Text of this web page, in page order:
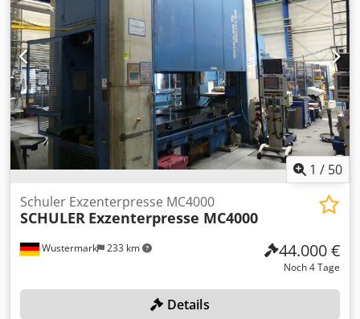
1 / 50
Wustermark 233 km
Schuler Exzenterpresse MC4000
SCHULER Exzenterpresse MC4000
44.000 €
Noch 4 Tage
Details